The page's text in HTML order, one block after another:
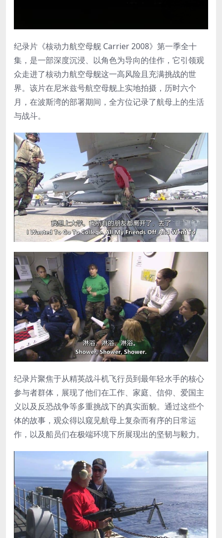
纪录片《核动力航空母舰 Carrier 2008》第一季全十
集，是一部深度沉浸、以角色为导向的佳作，它引领观
众走进了核动力航空母舰这一高风险且充满挑战的世
界。该片在尼米兹号航空母舰上实地拍摄，历时六个
月，在波斯湾的部署期间，全方位记录了航母上的生活
与战斗。
纪录片聚焦于从精英战斗机飞行员到最年轻水手的核心
参与者群体，展现了他们在工作、家庭、信仰、爱国主
义以及反恐战争等多重挑战下的真实面貌。通过这些个
体的故事，观众得以窥见航母上复杂而有序的日常运
作，以及船员们在极端环境下所展现出的坚韧与毅力。